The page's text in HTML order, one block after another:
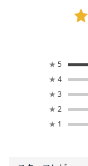
★ 5
★ 4
★ 3
★ 2
★ 1